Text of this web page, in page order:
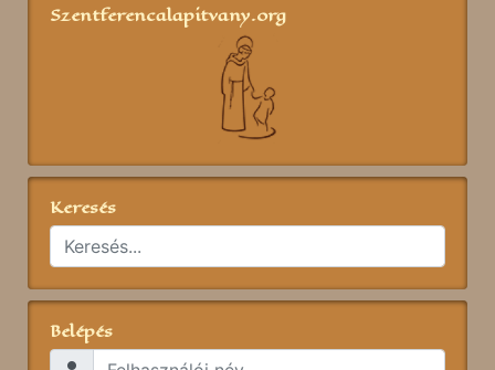
Szentferencalapitvany.org
Keresés
Belépés